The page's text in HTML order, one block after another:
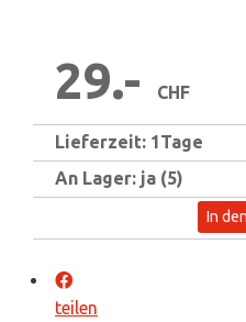
29.- CHF
Lieferzeit: 1Tage
An Lager: ja (5)
In
teilen